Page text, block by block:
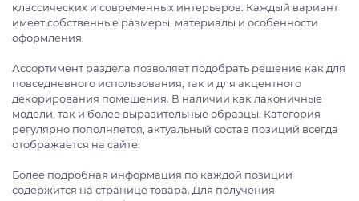
классических и современных интерьеров. Каждый вариант
имеет собственные размеры, материалы и особенности
оформления.
Ассортимент раздела позволяет подобрать решение как для
повседневного использования, так и для акцентного
декорирования помещения. В наличии как лаконичные
модели, так и более выразительные образцы. Категория
регулярно пополняется, актуальный состав позиций всегда
отображается на сайте.
Более подробная информация по каждой позиции
содержится на странице товара. Для получения